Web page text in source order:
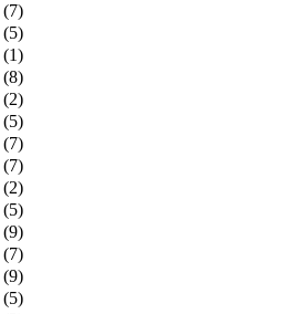
(7)
(5)
(1)
(8)
(2)
(5)
(7)
(7)
(2)
(5)
(9)
(7)
(9)
(5)